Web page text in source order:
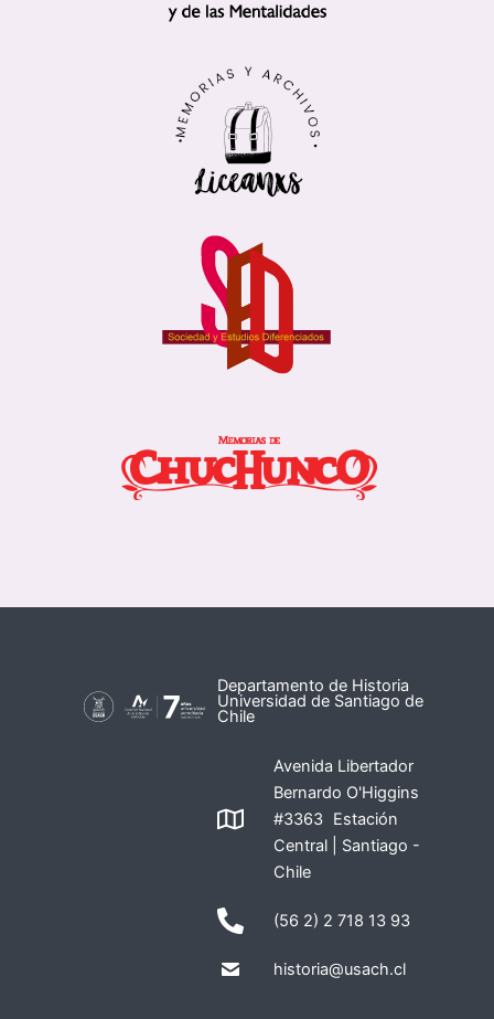
Departamento de Historia
Universidad de Santiago de
Chile
Avenida Libertador
Bernardo O'Higgins
#3363 Estación
Central | Santiago -
Chile
(56 2) 2 718 13 93
historia@usach.cl